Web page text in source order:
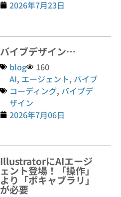
2026年7月23日
バイブデザイン…
blog
160
AI, エージェント, バイブ
コーディング, バイブデ
ザイン
2026年7月06日
IllustratorにAIエージ
ェント登場！「操作」
より「ボキャブラリ」
が必要